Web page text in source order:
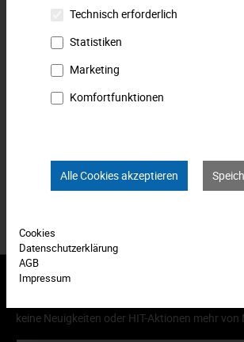
Downloads
Technische Daten
keine Neuigkeiten oder HIT-Aktionen mehr von
Technisch erforderlich
Statistiken
Marketing
Komfortfunktionen
Alle Cookies akzeptieren
Cookies
Datenschutzerklärung
AGB
Impressum